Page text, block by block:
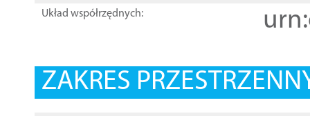
Układ współrzędnych:
ZAKRES